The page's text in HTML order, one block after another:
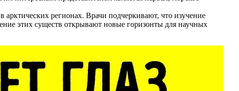
регионах. Врачи подчеркивают, что изучение
этих существ открывают новые горизонты для научных